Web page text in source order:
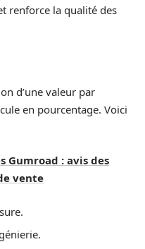
renforce la qualité des
d’une valeur par
en pourcentage. Voici
Gumroad : avis des
vente